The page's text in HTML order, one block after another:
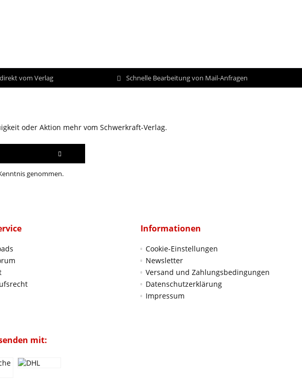
vom Verlag Schnelle Bearbeitung von Mail-Anfragen
oder Aktion mehr vom Schwerkraft-Verlag.
genommen.
Informationen
Cookie-Einstellungen
Newsletter
Versand und Zahlungsbedingungen
Datenschutzerklärung
Impressum
mit: